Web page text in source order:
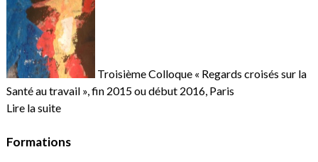
Troisième Colloque « Regards croisés sur la
Santé au travail », fin 2015 ou début 2016, Paris
Lire la suite
Formations